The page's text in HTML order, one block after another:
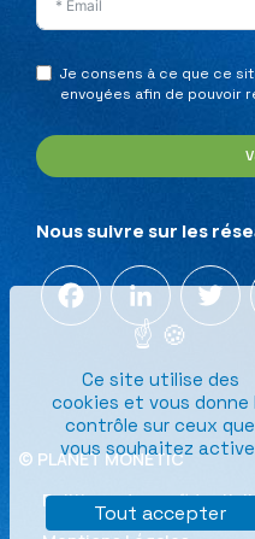
Je consens à ce que ce
envoyées afin de pouvoir
Nous suivre sur les
Facebook LinkedIn
© PLANET MONETIC
Politique de
Ce site utilise des
cookies et vous donne
contrôle sur ceux que
vous souhaitez
Tout accepter